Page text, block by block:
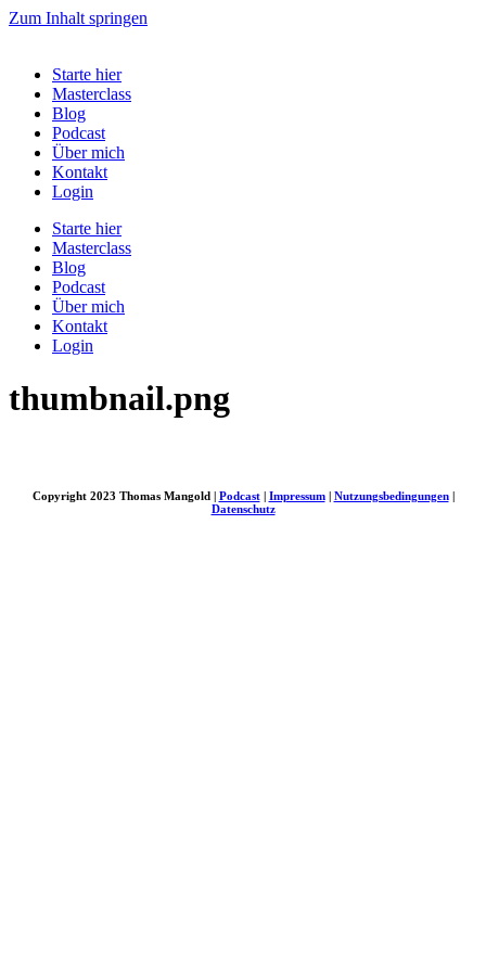
Zum Inhalt springen
Starte hier
Masterclass
Blog
Podcast
Über mich
Kontakt
Login
Starte hier
Masterclass
Blog
Podcast
Über mich
Kontakt
Login
thumbnail.png
Copyright 2023 Thomas Mangold | Podcast| Impressum| Nutzungsbedingungen|
Datenschutz